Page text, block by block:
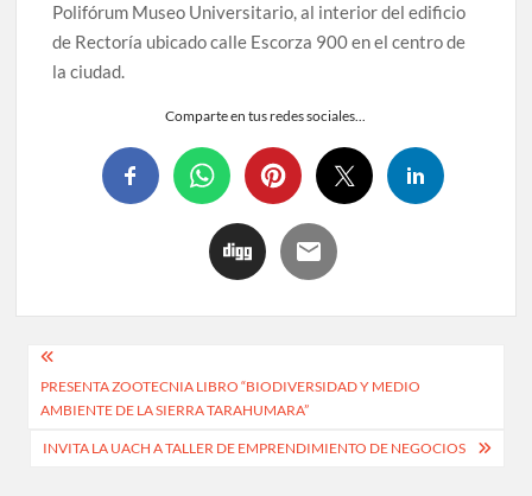
Polifórum Museo Universitario, al interior del edificio
de Rectoría ubicado calle Escorza 900 en el centro de
la ciudad.
Comparte en tus redes sociales...
PRESENTA ZOOTECNIA LIBRO “BIODIVERSIDAD Y MEDIO
AMBIENTE DE LA SIERRA TARAHUMARA”
INVITA LA UACH A TALLER DE EMPRENDIMIENTO DE NEGOCIOS